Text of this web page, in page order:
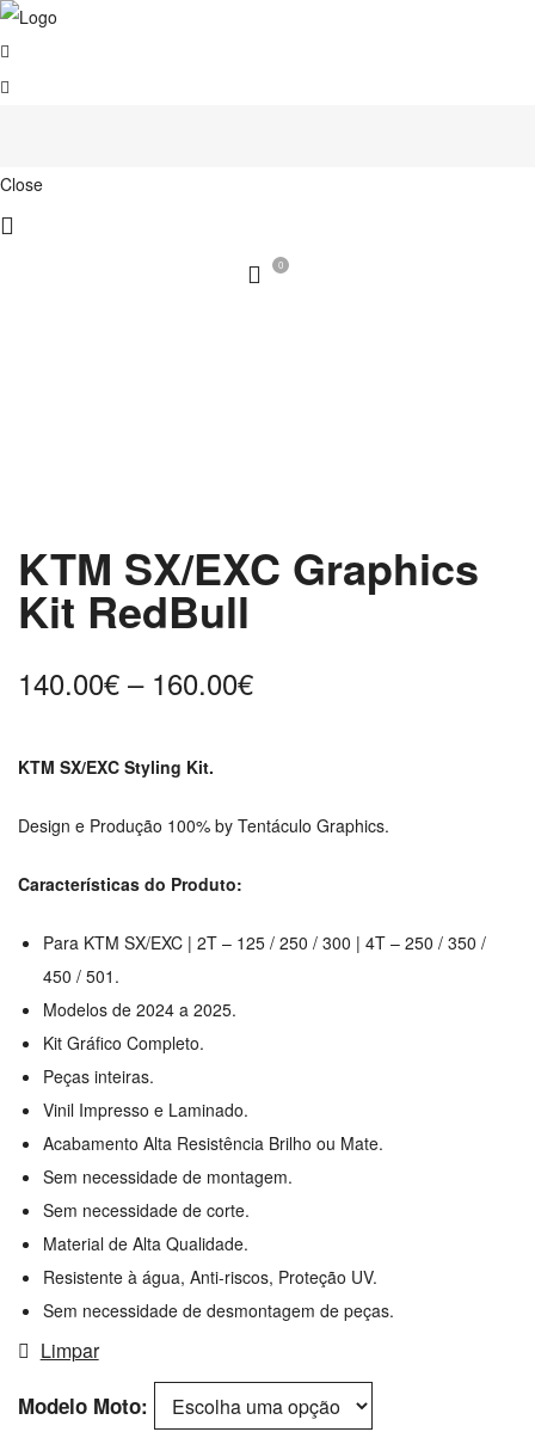
Close
0
KTM SX/EXC Graphics
Kit RedBull
140.00€ – 160.00€Price
160.00€
KTM SX/EXC Styling Kit.
Design e Produção 100% by Tentáculo Graphics.
Características do Produto:
Para KTM SX/EXC | 2T – 125 / 250 / 300 | 4T – 250 / 350 /
450 / 501.
Modelos de 2024 a 2025.
Kit Gráfico Completo.
Peças inteiras.
Vinil Impresso e Laminado.
Acabamento Alta Resistência Brilho ou Mate.
Sem necessidade de montagem.
Sem necessidade de corte.
Material de Alta Qualidade.
Resistente à água, Anti-riscos, Proteção UV.
Sem necessidade de desmontagem de peças.
Modelo Moto
Limpar